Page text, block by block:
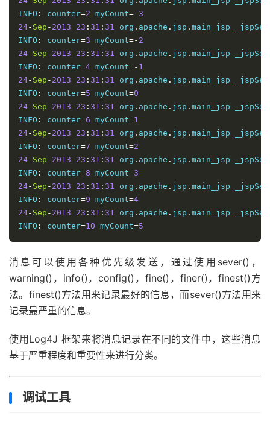
INFO : counter=2 myCount=-3
24- Sep - 2013 23 : 31 : 31 org . apache . jsp . main_jsp
INFO : counter=3 myCount=- 2
24- Sep - 2013 23 : 31 : 31 org . apache . jsp . main_jsp
INFO : counter=4 myCount=- 1
24- Sep - 2013 23 : 31 : 31 org . apache . jsp . main_jsp
INFO : counter=5 myCount=0
24- Sep - 2013 23 : 31 : 31 org . apache . jsp . main_jsp
INFO : counter=6 myCount=1
24- Sep - 2013 23 : 31 : 31 org . apache . jsp . main_jsp
INFO : counter=7 myCount=2
24- Sep - 2013 23 : 31 : 31 org . apache . jsp . main_jsp
INFO : counter=8 myCount=3
24- Sep - 2013 23 : 31 : 31 org . apache . jsp . main_jsp
INFO : counter=9 myCount=4
24- Sep - 2013 23 : 31 : 31 org . apache . jsp . main_jsp
INFO : counter=10 myCount=5
消息可以使用各种优先级发送，通过使用sever()，
warning()，info()，config()，fine()，finer()，finest()方
法。finest()方法用来记录最好的信息，而sever()方法用来
记录最严重的信息。
使用Log4J 框架来将消息记录在不同的文件中，这些消息
基于严重程度和重要性来进行分类。
调试工具